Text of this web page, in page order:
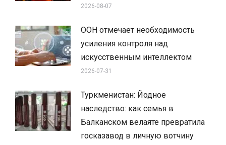
2026-08-07
ООН отмечает необходимость
усиления контроля над
искусственным интеллектом
2026-07-31
Туркменистан: Йодное
наследство: как семья в
Балканском велаяте превратила
госказавод в личную вотчину